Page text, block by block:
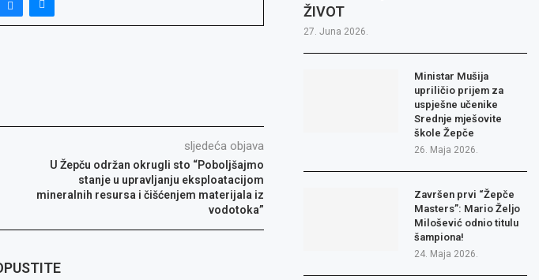
sljedeća objava
U Žepču održan okrugli sto “Poboljšajmo
stanje u upravljanju eksploatacijom
mineralnih resursa i čišćenjem materijala iz
vodotoka”
ŽIVOT
27. Juna 2026.
Ministar Mušija
upriličio prijem za
uspješne učenike
Srednje mješovite
škole Žepče
26. Maja 2026.
Završen prvi “Žepče
Masters”: Mario Željo
Milošević odnio titulu
šampiona!
24. Maja 2026.